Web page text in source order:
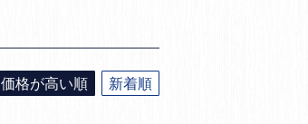
価格が高い順 新着順